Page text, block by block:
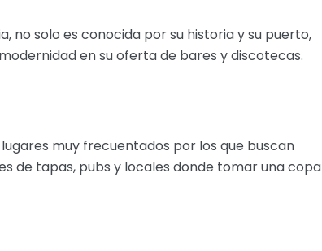
no solo es conocida por su historia y su puerto,
en su oferta de bares y discotecas.
muy frecuentados por los que buscan
de tapas, pubs y locales donde tomar una copa